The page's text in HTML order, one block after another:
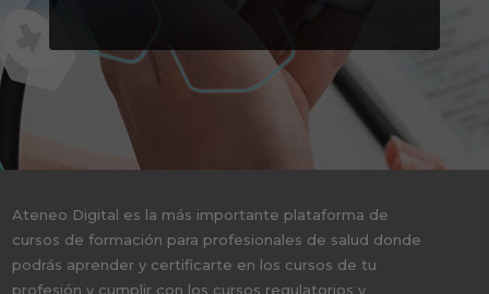
Ateneo Digital es la más importante plataforma de
cursos de formación para profesionales de salud donde
podrás aprender y certificarte en los cursos de tu
profesión y cumplir con los cursos regulatorios y